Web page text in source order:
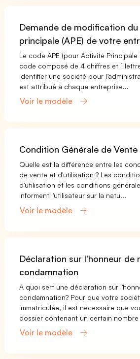
Demande de modification
principale (APE) de votre
Le code APE (pour Activité Principale
code composé de 4 chiffres et 1
identifier une société pour
est attribué à chaque entreprise...
Voir le modèle
Condition Générale de
Quelle est la différence entre les
de vente et d'utilisation ? Les
d'utilisation et les conditions
informent l'utilisateur sur la natu...
Voir le modèle
Déclaration sur l'honneur de
condamnation
A quoi sert une déclaration sur
condamnation? Pour que votre
immatriculée, il est nécessaire que
dossier contenant un certain
Voir le modèle